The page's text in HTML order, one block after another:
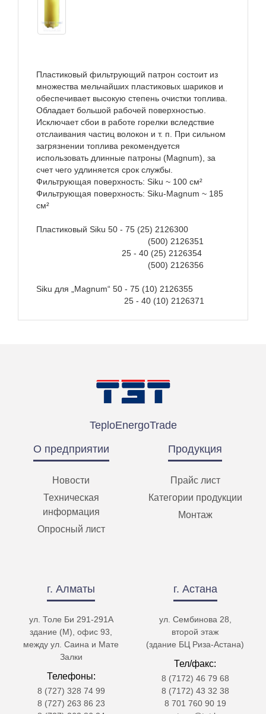
Пластиковый фильтрующий патрон состоит из
множества мельчайших пластиковых шариков и
обеспечивает высокую степень очистки топлива.
Обладает большой рабочей поверхностью.
Исключает сбои в работе горелки вследствие
отслаивания частиц волокон и т. п. При сильном
загрязнении топлива рекомендуется
использовать длинные патроны (Magnum), за
счет чего удлиняется срок службы.
Фильтрующая поверхность: Siku ~ 100 см²
Фильтрующая поверхность: Siku-Magnum ~ 185
см²
Пластиковый Siku 50 - 75 (25) 2126300
(500) 2126351
25 - 40 (25) 2126354
(500) 2126356
Siku для „Magnum“ 50 - 75 (10) 2126355
25 - 40 (10) 2126371
Техническое описание
TeploEnergoTrade
О предприятии
Новости
Техническая
информация
Опросный лист
Продукция
Прайс лист
Категории продукции
Монтаж
г. Алматы
ул. Толе Би 291-291А
здание (М), офис 93,
между ул. Саина и Мате
Залки
Телефоны:
8 (727) 328 74 99
8 (727) 263 86 23
г. Астана
ул. Сембинова 28,
второй этаж
(здание БЦ Риза-Астана)
Тел/факс:
8 (7172) 46 79 68
8 (7172) 43 32 38
8 701 760 90 19